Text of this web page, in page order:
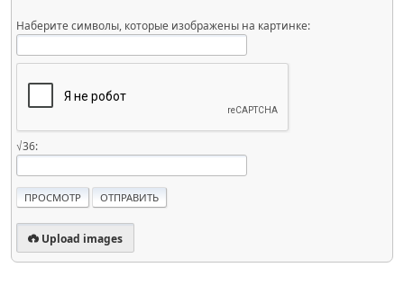
Наберите символы, которые изображены на картинке:
√36:
Upload images